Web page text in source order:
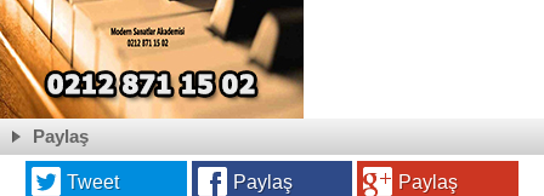
Paylaş
Tweet Paylaş Paylaş